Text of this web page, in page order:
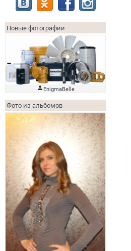
Новые фотографии
 EnigmaBelle
Фото из альбомов